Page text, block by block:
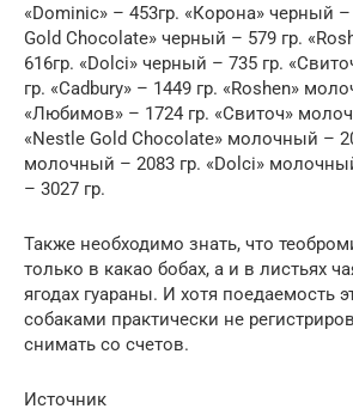
«Dominic» – 453гр. «Корона» черный
Gold Chocolate» черный – 579 гр.
616гр. «Dolci» черный – 735 гр.
гр. «Cadbury» – 1449 гр. «Roshen»
«Любимов» – 1724 гр. «Свиточ»
«Nestle Gold Chocolate» молочный –
молочный – 2083 гр. «Dolci»
– 3027 гр.
Также необходимо знать, что
только в какао бобах, а и в листьях
ягодах гуараны. И хотя поедаемость
собаками практически не
снимать со счетов.
Источник